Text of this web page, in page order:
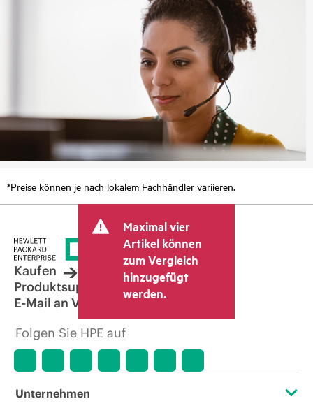
*Preise können je nach lokalem Fachhändler variieren.
Maximal vier
Artikel können
zum Vergleich
hinzugefügt
werden.
Kaufen
Produktsupport
E-Mail an Vertrieb
Folgen Sie HPE auf
Unternehmen